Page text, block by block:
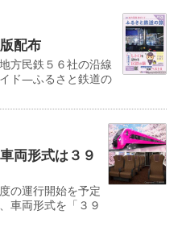
配布
方民鉄５６社の沿線
ド―ふるさと鉄道の
両形式は３９
の運行開始を予定
車両形式を「３９